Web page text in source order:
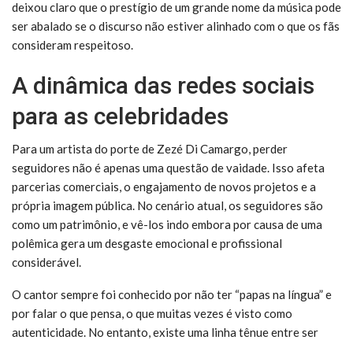
deixou claro que o prestígio de um grande nome da música pode
ser abalado se o discurso não estiver alinhado com o que os fãs
consideram respeitoso.
A dinâmica das redes sociais
para as celebridades
Para um artista do porte de Zezé Di Camargo, perder
seguidores não é apenas uma questão de vaidade. Isso afeta
parcerias comerciais, o engajamento de novos projetos e a
própria imagem pública. No cenário atual, os seguidores são
como um patrimônio, e vê-los indo embora por causa de uma
polêmica gera um desgaste emocional e profissional
considerável.
O cantor sempre foi conhecido por não ter “papas na língua” e
por falar o que pensa, o que muitas vezes é visto como
autenticidade. No entanto, existe uma linha tênue entre ser